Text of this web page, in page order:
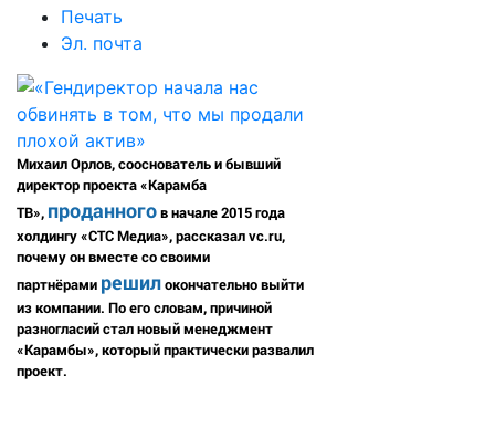
Печать
Эл. почта
Михаил Орлов, сооснователь и бывший
директор проекта «Карамба
ТВ», проданногов начале 2015 года
холдингу «СТС Медиа», рассказал vc.ru,
почему он вместе со своими
партнёрами решилокончательно выйти
из компании. По его словам, причиной
разногласий стал новый менеджмент
«Карамбы», который практически развалил
проект.